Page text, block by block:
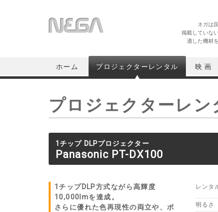
ネガは
掲載していな
適した機材
ホーム プロジェクターレンタル 映 画
プロジェクターレン
1チップ DLPプロジェクター
Panasonic PT-DX100
1チップDLP方式ながら高輝度
10,000lmを達成。
さらに優れた色再現性の両立や、ポ
レンタ
明るさ